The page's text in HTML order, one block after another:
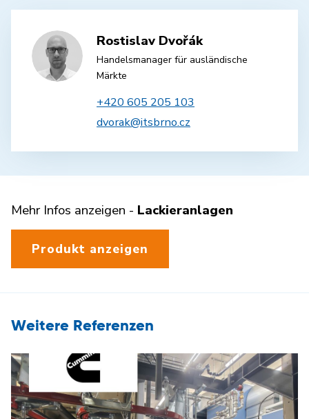
Rostislav Dvořák
Handelsmanager für ausländische
Märkte
+420 605 205 103
dvorak@itsbrno.cz
Mehr Infos anzeigen - Lackieranlagen
Produkt anzeigen
Weitere Referenzen